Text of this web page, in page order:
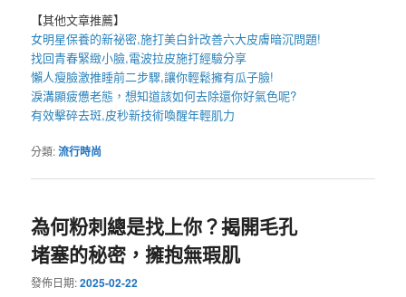
【其他文章推薦】
女明星保養的新祕密,施打美白針改善六大皮膚暗沉問題!
找回青春緊緻小臉,電波拉皮施打經驗分享
懶人瘦臉激推睡前二步驟,讓你輕鬆擁有瓜子臉!
淚溝顯疲憊老態，想知道該如何去除還你好氣色呢?
有效擊碎去斑,皮秒新技術喚醒年輕肌力
分類:流行時尚
為何粉刺總是找上你？揭開毛孔
堵塞的秘密，擁抱無瑕肌
發佈日期:2025-02-22